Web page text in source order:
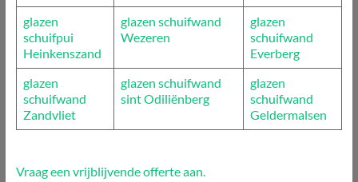
glazen
schuifpui
Heinkenszand
glazen schuifwand
Wezeren
glazen
schuifwand
Everberg
glazen
schuifwand
Zandvliet
glazen schuifwand
sint Odiliënberg
glazen
schuifwand
Geldermalsen
Vraag een vrijblijvende offerte aan.